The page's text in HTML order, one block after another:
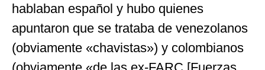
hablaban español y hubo quienes
apuntaron que se trataba de venezolanos
(obviamente «chavistas») y colombianos